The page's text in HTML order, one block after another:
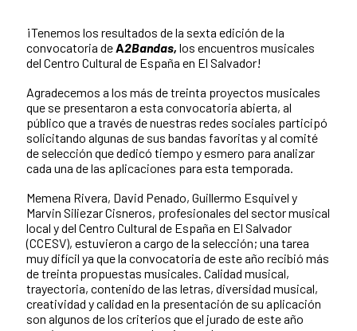
¡Tenemos los resultados de la sexta edición de la
convocatoria deA2Bandas, los encuentros musicales
del Centro Cultural de España en El Salvador!
Agradecemos a los más de treinta proyectos musicales
que se presentaron a esta convocatoria abierta, al
público que a través de nuestras redes sociales participó
solicitando algunas de sus bandas favoritas y al comité
de selección que dedicó tiempo y esmero para analizar
cada una de las aplicaciones para esta temporada.
Memena Rivera, David Penado, Guillermo Esquivel y
Marvin Siliezar Cisneros, profesionales del sector musical
local y del Centro Cultural de España en El Salvador
(CCESV), estuvieron a cargo de la selección; una tarea
muy difícil ya que la convocatoria de este año recibió más
de treinta propuestas musicales. Calidad musical,
trayectoria, contenido de las letras, diversidad musical,
creatividad y calidad en la presentación de su aplicación
son algunos de los criterios que el jurado de este año